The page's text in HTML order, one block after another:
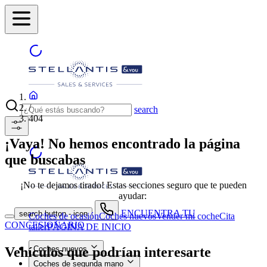
search
search button - icon
ENCUENTRA TU
CONCESIONARIO
Coches nuevos
Coches de segunda mano
/
404
¡Vaya! No hemos encontrado la página
que buscabas
¡No te dejamos tirado! Estas secciones seguro que te pueden
ayudar:
Coches de ocasiónCoches nuevosVender mi cocheCita
tallerPÁGINA DE INICIO
Vehículos que podrían interesarte